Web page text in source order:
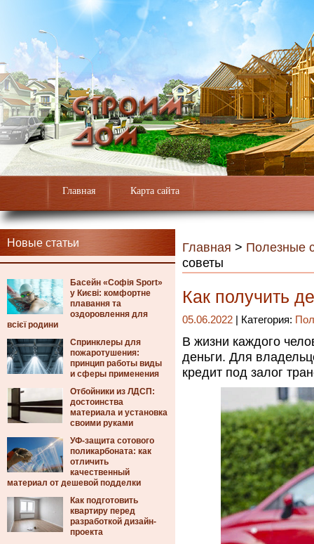
Главная Карта сайта
Новые статьи
Басейн «Софія Sport»
у Києві: комфортне
плавання та
оздоровлення для
всієї родини
Спринклеры для
пожаротушения:
принцип работы виды
и сферы применения
Отбойники из ЛДСП:
достоинства
материала и установка
своими руками
УФ-защита сотового
поликарбоната: как
отличить
качественный
материал от дешевой подделки
Как подготовить
квартиру перед
разработкой дизайн-
проекта
Главная > Полезные
советы
Как получить
05.06.2022 | Категория:
В жизни каждого
деньги. Для
кредит под залог